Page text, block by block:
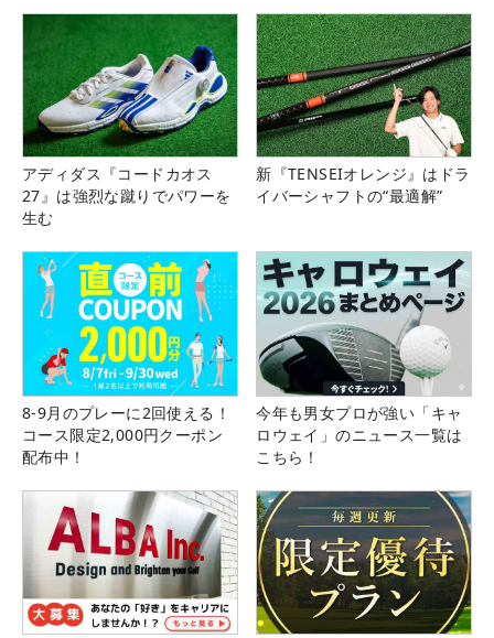
アディダス『コードカオス
27』は強烈な蹴りでパワーを
生む
新『TENSEIオレンジ』はドラ
イバーシャフトの“最適解”
8-9月のプレーに2回使える！
コース限定2,000円クーポン
配布中！
今年も男女プロが強い「キャ
ロウェイ」のニュース一覧は
こちら！